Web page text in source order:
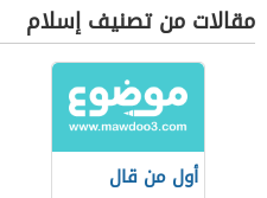
مقالات من تصنيف إسلام
أول من قال